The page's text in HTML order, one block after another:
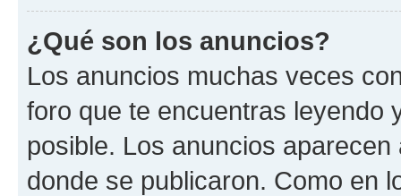
¿Qué son los anuncios?
Los anuncios muchas veces
foro que te encuentras leyendo
posible. Los anuncios
donde se publicaron. Como en